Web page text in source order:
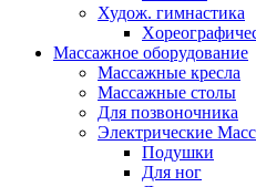
Худож. гимнастика
Массажное оборудование
Массажные кресла
Массажные столы
Для позвоночника
Электрические
Подушки
Для ног